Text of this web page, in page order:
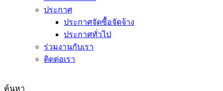
ประกาศ
ประกาศจัดซื้อจัดจ้าง
ประกาศทั่วไป
ร่วมงานกับเรา
ติดต่อเรา
ค้นหา